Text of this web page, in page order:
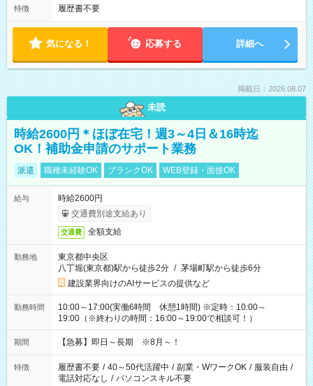
特徴 履歴書不要
気になる！ 応募する 詳細へ
掲載日：2026.08.07
未読
時給2600円＊ほぼ在宅！週3～4日＆16時迄
OK！補助金申請のサポート業務
派遣 職種未経験OK ブランクOK WEB登録・面接OK
給与
時給2600円
交通費別途支給あり
交通費 全額支給
勤務地
東京都中央区
八丁堀(東京都)駅から徒歩2分 / 茅場町駅から徒歩6分
建設業界向けのAIサービスの提供など
勤務時間
10:00～17:00(実働6時間 休憩1時間) ※定時：10:00～
19:00（※終わりの時間：16:00～19:00で相談可！）
期間 【急募】即日～長期 ※8月～！
特徴 履歴書不要 / 40～50代活躍中 / 副業・WワークOK / 服装自由 /
電話対応なし / パソコンスキル不要